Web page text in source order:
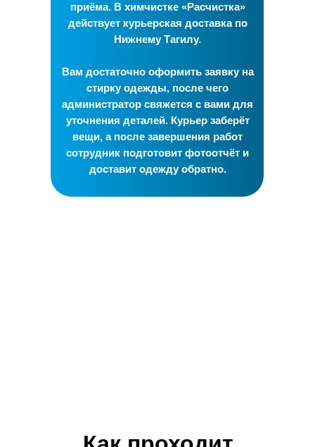
приёма. В химчистке «Расчистка»
действует курьерская доставка по
Нижнему Тагилу.
Вам достаточно оформить заявку на
стирку одежды, после чего
администратор свяжется с вами для
уточнения деталей. Курьер заберёт
вещи, а после завершения работ
сотрудник подготовит фотоотчёт и
доставит одежду обратно.